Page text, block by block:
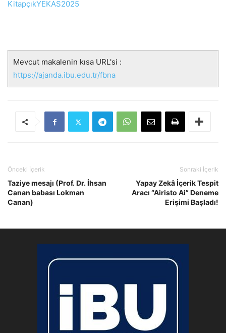
KitapçıkYEKAS2025
Mevcut makalenin kısa URL'si :
https://ajanda.ibu.edu.tr/fbna
Önceki İçerik
Taziye mesajı (Prof. Dr. İhsan
Canan babası Lokman
Canan)
Sonraki İçerik
Yapay Zekâ İçerik Tespit
Aracı “Airisto Ai” Deneme
Erişimi Başladı!